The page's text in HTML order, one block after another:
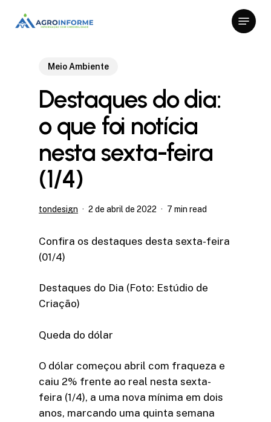
Menu
Meio Ambiente
Destaques do dia:
o que foi notícia
nesta sexta-feira
(1/4)
tondesign 2 de abril de 2022 7 min read
Confira os destaques desta sexta-feira
(01/4)
Destaques do Dia (Foto: Estúdio de
Criação)
Queda do dólar
O dólar começou abril com fraqueza e
caiu 2% frente ao real nesta sexta-
feira (1/4), a uma nova mínima em dois
anos, marcando uma quinta semana